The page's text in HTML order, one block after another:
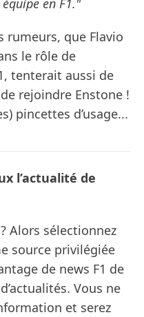
en F1."
rumeurs, que Flavio
le rôle de
tenterait aussi de
rejoindre Enstone !
pincettes d’usage...
l’actualité de
Alors sélectionnez
source privilégiée
de news F1 de
Vous ne
et serez